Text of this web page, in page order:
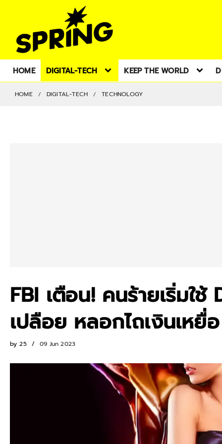
HOME DIGITAL-TECH KEEP THE WORLD
HOME DIGITAL-TECH TECHNOLOGY
FBI เตือน! คนร้ายเริ่มใ
เปลือย หลอกไถเงินเหยื่อ
by 25 09 Jun 2023